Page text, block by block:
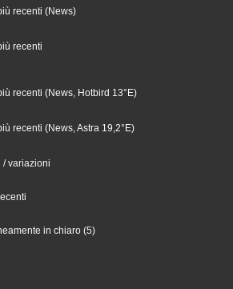
recenti (News)
recenti
recenti (News, Hotbird 13°E)
recenti (News, Astra 19,2°E)
/ variazioni
in chiaro (5)